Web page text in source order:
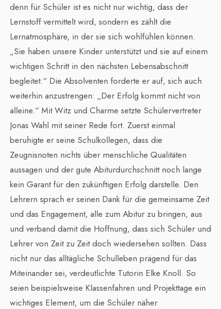
denn für Schüler ist es nicht nur wichtig, dass der
Lernstoff vermittelt wird, sondern es zählt die
Lernatmosphäre, in der sie sich wohlfühlen können.
„Sie haben unsere Kinder unterstützt und sie auf einem
wichtigen Schritt in den nächsten Lebensabschnitt
begleitet.“ Die Absolventen forderte er auf, sich auch
weiterhin anzustrengen: „Der Erfolg kommt nicht von
alleine.“ Mit Witz und Charme setzte Schülervertreter
Jonas Wahl mit seiner Rede fort. Zuerst einmal
beruhigte er seine Schulkollegen, dass die
Zeugnisnoten nichts über menschliche Qualitäten
aussagen und der gute Abiturdurchschnitt noch lange
kein Garant für den zukünftigen Erfolg darstelle. Den
Lehrern sprach er seinen Dank für die gemeinsame Zeit
und das Engagement, alle zum Abitur zu bringen, aus
und verband damit die Hoffnung, dass sich Schüler und
Lehrer von Zeit zu Zeit doch wiedersehen sollten. Dass
nicht nur das alltägliche Schulleben prägend für das
Miteinander sei, verdeutlichte Tutorin Elke Knoll. So
seien beispielsweise Klassenfahren und Projekttage ein
wichtiges Element, um die Schüler näher